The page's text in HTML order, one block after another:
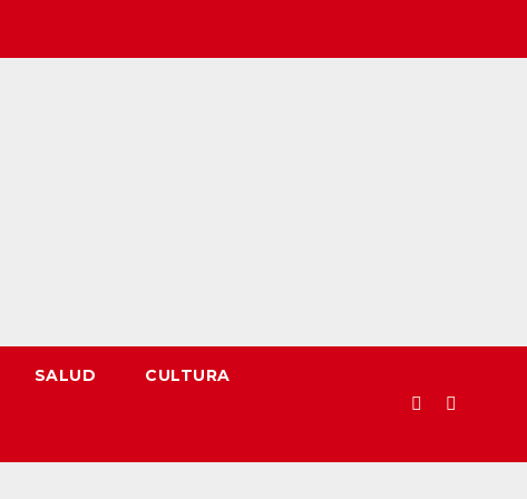
SALUD CULTURA